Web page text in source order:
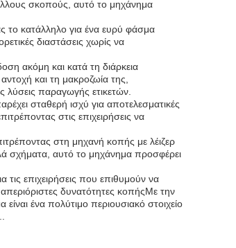
σκοπούς, αυτό το μηχάνημα
το κατάλληλο για ένα ευρύ φάσμα
διαστάσεις χωρίς να
ακόμη και κατά τη διάρκεια
και τη μακροζωία της,
λύσεις παραγωγής ετικετών.
σταθερή ισχύ για αποτελεσματικές
στις επιχειρήσεις να
στη μηχανή κοπής με λέιζερ
σχήματα, αυτό το μηχάνημα προσφέρει
επιχειρήσεις που επιθυμούν να
δυνατότητες κοπήςΜε την
ένα πολύτιμο περιουσιακό στοιχείο